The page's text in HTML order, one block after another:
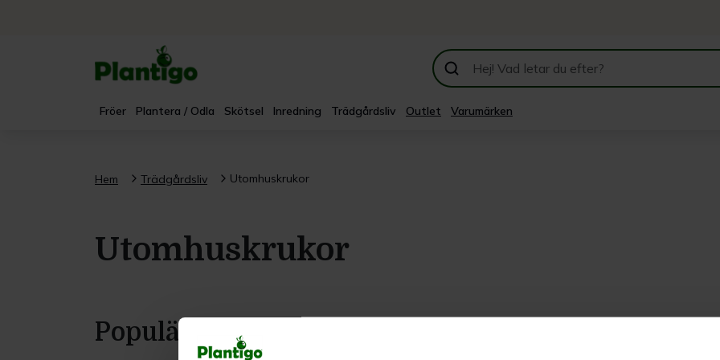
Fröer Plantera / Odla Skötsel Inredning Trädgårdsliv Outlet Varumärken
Hem Trädgårdsliv Utomhuskrukor
Utomhuskrukor
Populärt i denna kategori